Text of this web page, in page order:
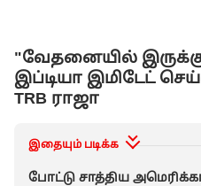
"வேதனையில்
இப்டியா இமிடேட்
TRB ராஜா
இதையும் படிக்க
போட்டு சாத்திய